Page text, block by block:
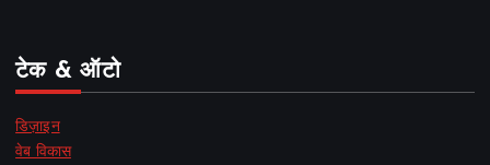
टेक & ऑटो
डिज़ाइन
वेब विकास